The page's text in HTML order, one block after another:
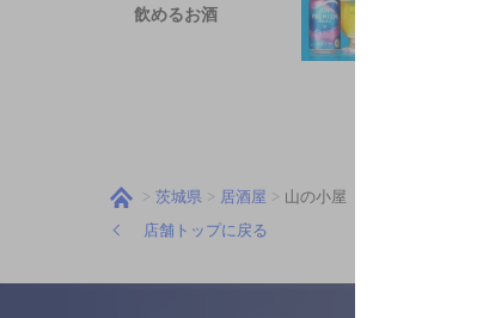
飲めるお酒
茨城県 居酒屋
山の小屋
店舗トップに戻る